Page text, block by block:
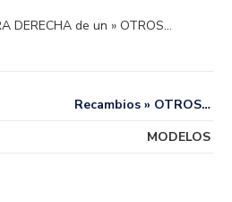
DERECHA de un » OTROS…
Recambios » OTROS…
MODELOS